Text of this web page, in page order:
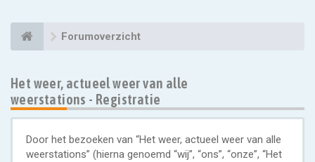
Forumoverzicht
Het weer, actueel weer van alle
weerstations - Registratie
Door het bezoeken van “Het weer, actueel weer van alle
weerstations” (hierna genoemd “wij”, “ons”, “onze”, “Het